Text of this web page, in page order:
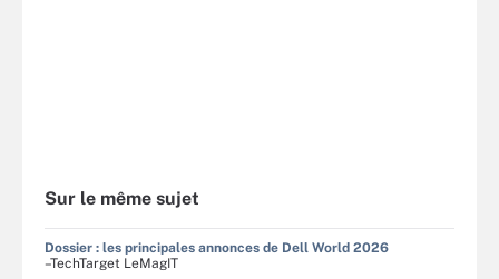
Sur le même sujet
Dossier : les principales annonces de Dell World 2026
–TechTarget LeMagIT